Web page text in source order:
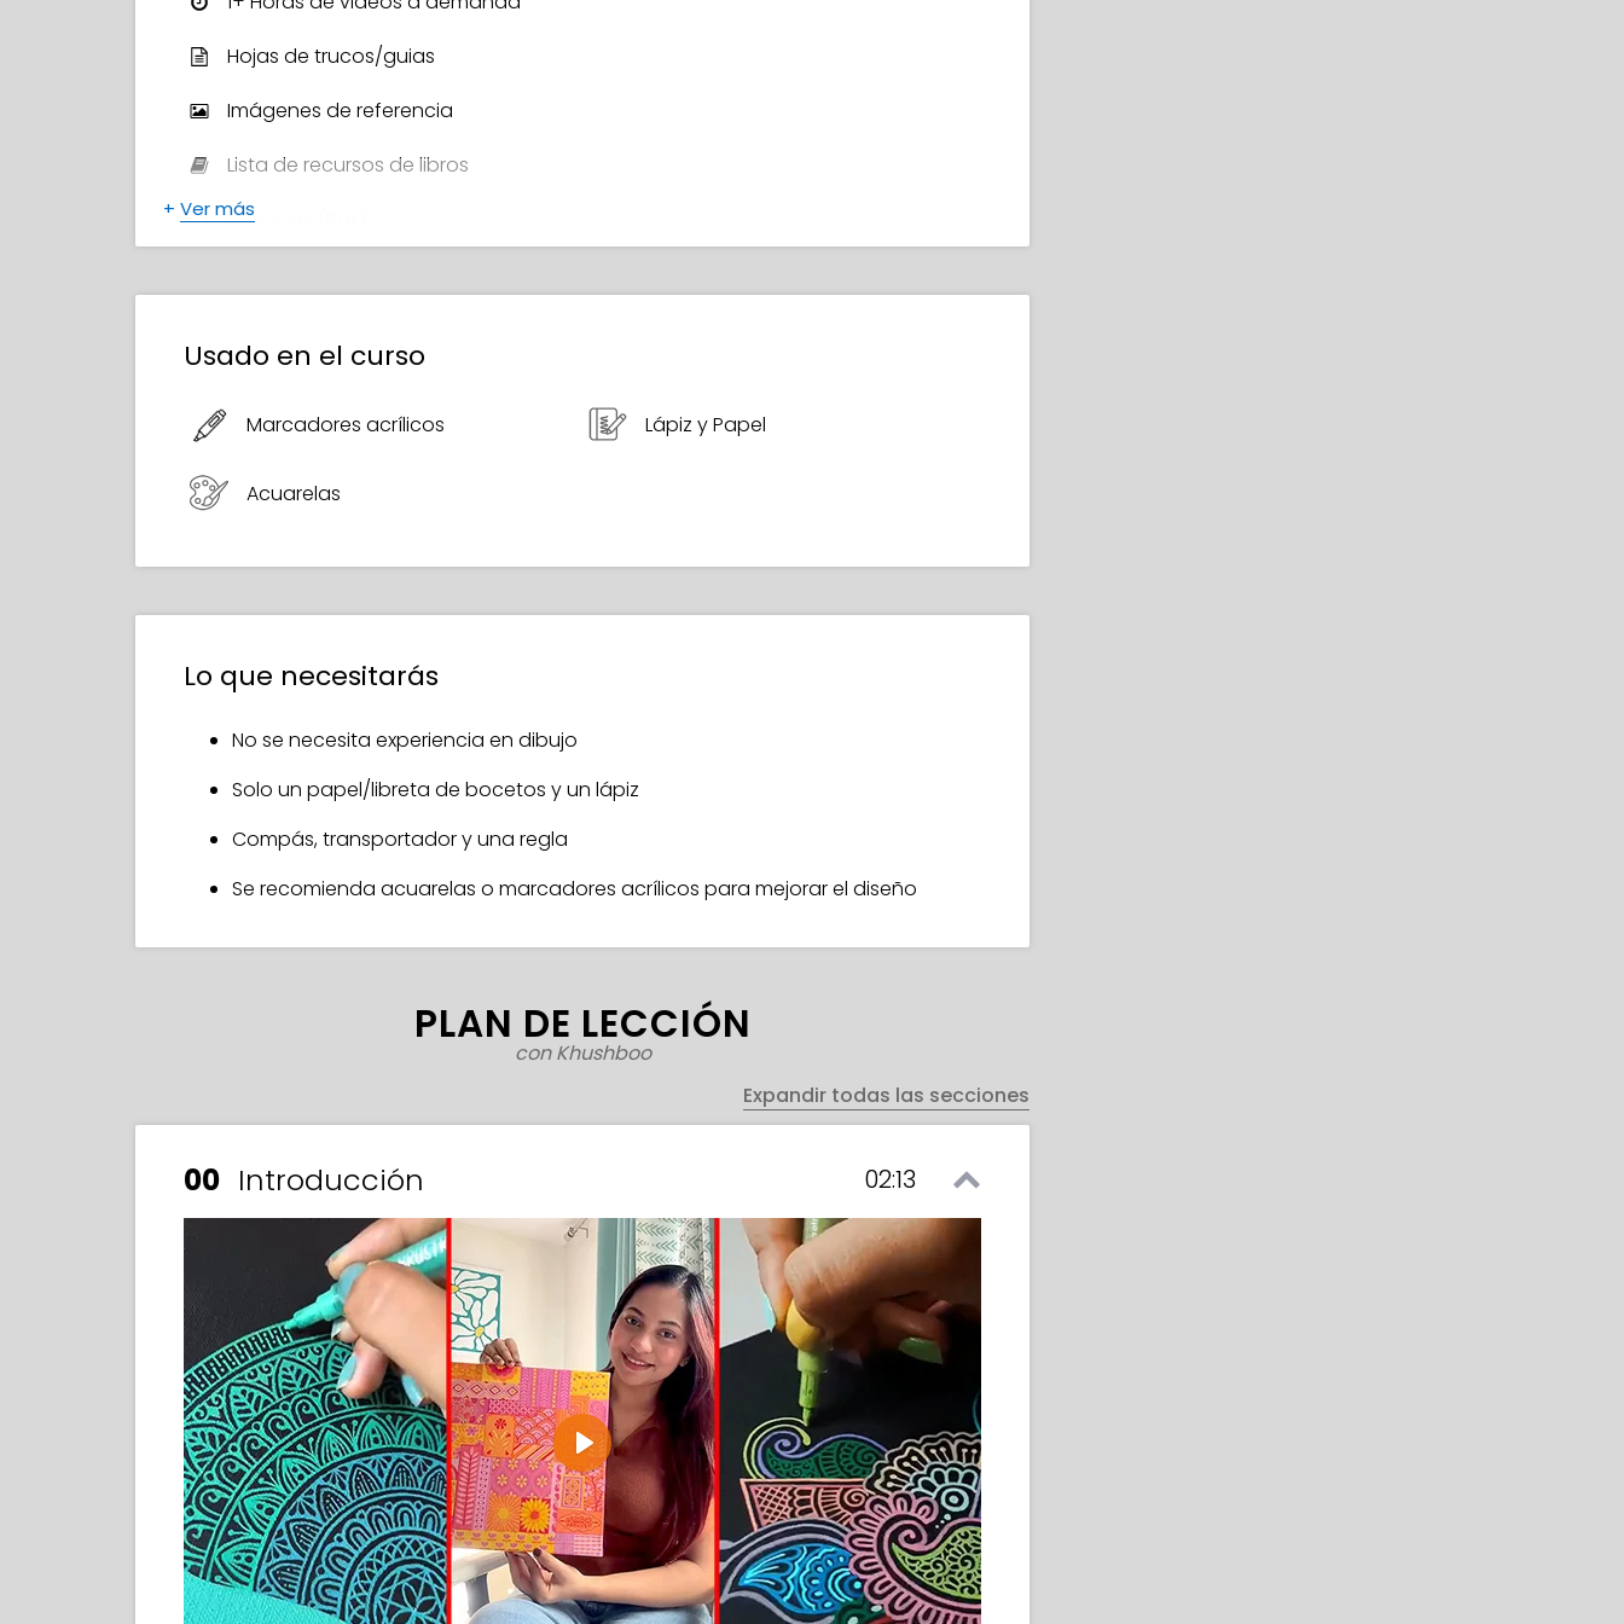
Hojas de trucos/guias
Imágenes de referencia
Lista de recursos de libros
Ejercicios (PDF)
+ Ver más
Usado en el curso
Marcadores acrílicos Lápiz y Papel
Acuarelas
Lo que necesitarás
No se necesita experiencia en dibujo
Solo un papel/libreta de bocetos y un lápiz
Compás, transportador y una regla
Se recomienda acuarelas o marcadores acrílicos para mejorar el diseño
PLAN DE LECCIÓN
con Khushboo
Expandir todas las secciones
00 Introducción 02:13
Play